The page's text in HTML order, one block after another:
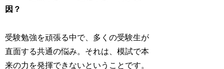
因？
受験勉強を頑張る中で、多くの受験生が
直面する共通の悩み。それは、模試で本
来の力を発揮できないということです。